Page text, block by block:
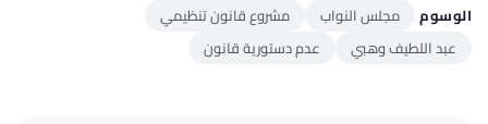
الوسوم مجلس النواب
مشروع قانون تنظيمي
عبد اللطيف وهبي
عدم دستورية قانون